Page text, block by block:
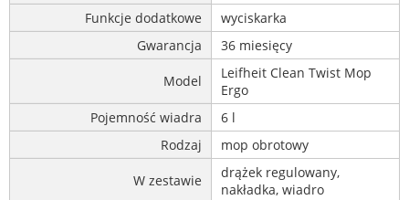
Funkcje dodatkowe
wyciskarka
Gwarancja
36 miesięcy
Model
Leifheit Clean Twist Mop
Ergo
Pojemność wiadra
6 l
Rodzaj
mop obrotowy
W zestawie
drążek regulowany,
nakładka, wiadro